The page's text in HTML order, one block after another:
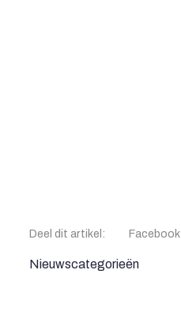
Deel dit artikel: Facebook
Nieuwscategorieën